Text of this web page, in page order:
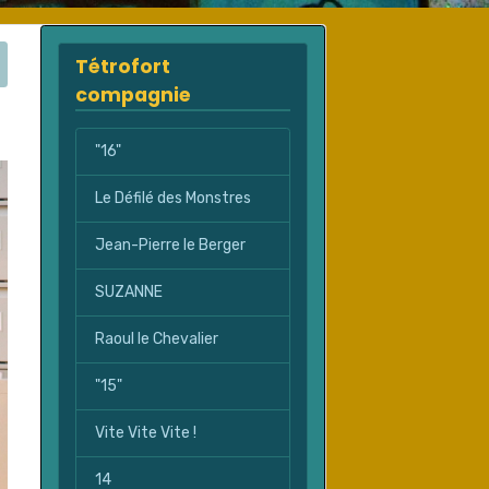
Tétrofort
compagnie
"16"
Le Défilé des Monstres
Jean-Pierre le Berger
SUZANNE
Raoul le Chevalier
"15"
Vite Vite Vite !
14